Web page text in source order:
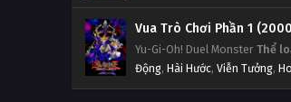
Vua Trò Chơi Phần 1
Yu-Gi-Oh! Duel Monster Thể
Động, Hài Hước, Viễn Tưởng,